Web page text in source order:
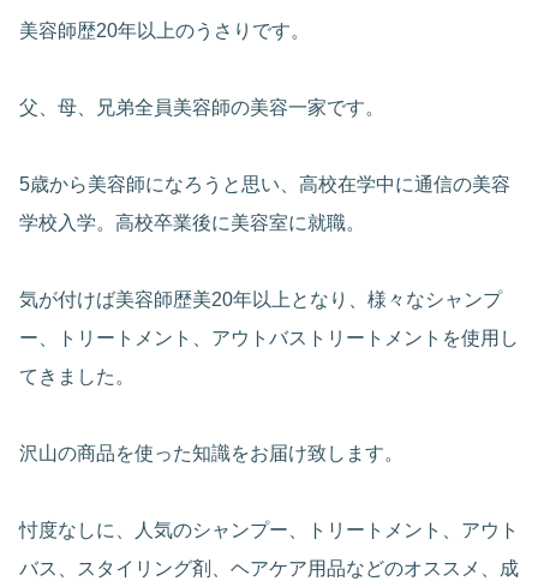
美容師歴20年以上のうさりです。
父、母、兄弟全員美容師の美容一家です。
5歳から美容師になろうと思い、高校在学中に通信の美容
学校入学。高校卒業後に美容室に就職。
気が付けば美容師歴美20年以上となり、様々なシャンプ
ー、トリートメント、アウトバストリートメントを使用し
てきました。
沢山の商品を使った知識をお届け致します。
忖度なしに、人気のシャンプー、トリートメント、アウト
バス、スタイリング剤、ヘアケア用品などのオススメ、成